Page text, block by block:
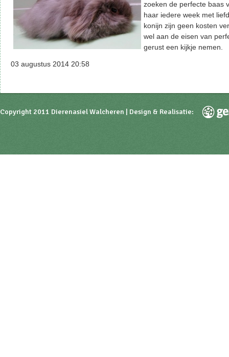
zoeken de perfecte baas
haar iedere week met
konijn zijn geen kosten
wel aan de eisen van
gerust een kijkje nemen.
03 augustus 2014 20:58
Copyright 2011 Dierenasiel Walcheren | Design & Realisatie: